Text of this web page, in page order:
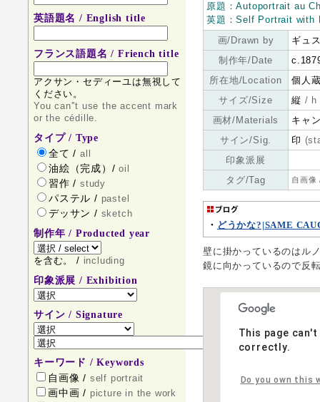
英語題名 / English title
フランス語題名 / Friench title
アクサン・セディーユは無視して
ください。
You can''t use the accent mark
or the cédille.
タイプ / Type
全て / all
油絵（完成）/oil
習作 / study
パステル / pastel
デッサン / sketch
制作年 / Producted year
を含む。 / including
印象派展 / Exhibition
サイン / Signature
キーワード / Keywords
自画像 / self portrait
画中画 / picture in the work
原題：Autoportrait au
英題：Self Portrait with
画/Drawn by
ギュ
制作年/Date
所在地/Location
個人
サイズ/Size
縦 / h
画材/Materials
キャ
サイン/Sig.
印
印象派展
タグ/Tag
自画像
・ どうかな?|SAME
壁に掛かっているのはル
鏡に向かっているので反
This page
correctly.
Do you own this